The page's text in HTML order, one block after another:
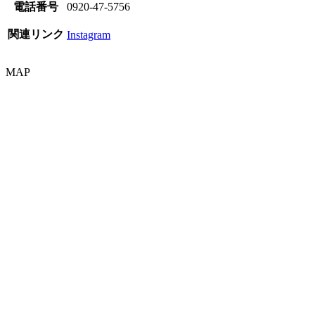
電話番号
0920-47-5756
関連リンク Instagram
MAP